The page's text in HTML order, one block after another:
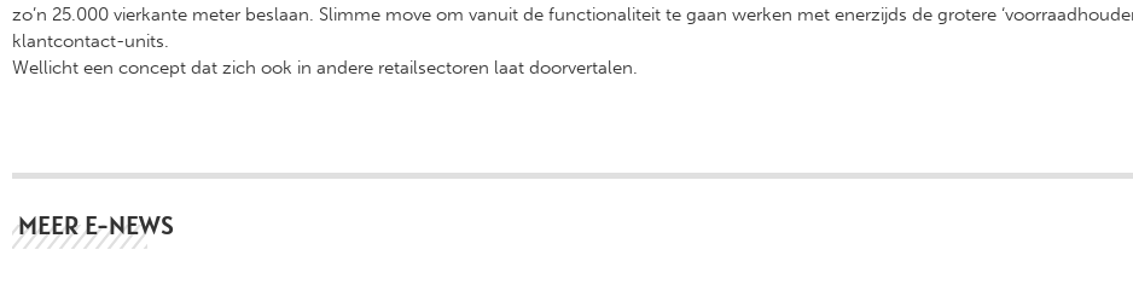
zo’n 25.000 vierkante meter beslaan. Slimme move om vanuit de functionaliteit te gaan werken met enerzijds de grotere
klantcontact-units.
Wellicht een concept dat zich ook in andere retailsectoren laat doorvertalen.
MEER E-NEWS